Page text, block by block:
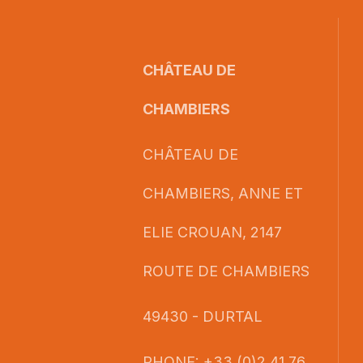
CHÂTEAU DE
CHAMBIERS
CHÂTEAU DE
CHAMBIERS, ANNE ET
ELIE CROUAN, 2147
ROUTE DE CHAMBIERS
49430 - DURTAL